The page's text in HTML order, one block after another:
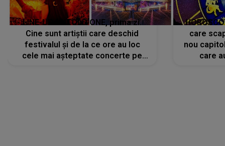
LINE-UP UNTOLD ONE, prima zi.
Cine sunt artiștii care deschid
festivalul și de la ce ore au loc
cele mai așteptate concerte pe
care
nou
care